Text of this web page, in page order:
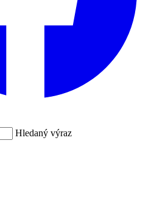
Hledaný výraz